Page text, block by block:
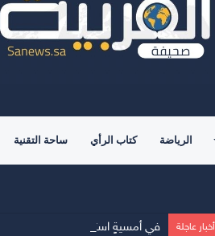
الرياضة كتاب الرأي ساحة التقنية
أخبار عاجلة في أمسيةٍ استثنائية.. “القيم